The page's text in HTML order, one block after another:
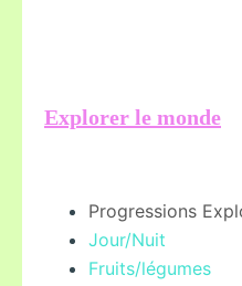
Explorer le monde
Progressions
Jour/Nuit
Fruits/légumes